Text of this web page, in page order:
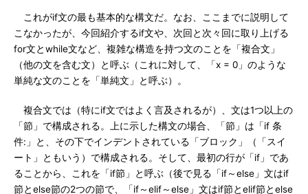
これがif文の最も基本的な構文だ。なお、ここまでに説明して
こなかったが、今回紹介するif文や、次回と次々回に取り上げる
for文とwhile文など、複雑な構造を持つ文のことを「複合文」
（他の文を含む文）と呼ぶ（これに対して、「x = 0」のような
単純な文のことを「単純文」と呼ぶ）。
複合文では（特にif文ではよく言及されるが）、文は1つ以上の
「節」で構成される。上に示した構文の場合、「節」は「if 条
件:」と、その下でインデントされている「ブロック」（「スイ
ート」ともいう）で構成される。そして、最初の行が「if」であ
ることから、これを「if節」と呼ぶ（後で見る「if～else」文はif
節とelse節の2つの節で、「if～elif～else」文はif節とelif節とelse